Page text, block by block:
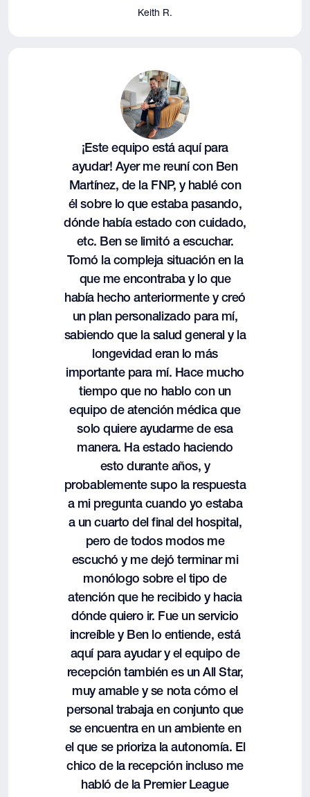
Keith R.
¡Este equipo está aquí para
ayudar! Ayer me reuní con Ben
Martínez, de la FNP, y hablé con
él sobre lo que estaba pasando,
dónde había estado con cuidado,
etc. Ben se limitó a escuchar.
Tomó la compleja situación en la
que me encontraba y lo que
había hecho anteriormente y creó
un plan personalizado para mí,
sabiendo que la salud general y la
longevidad eran lo más
importante para mí. Hace mucho
tiempo que no hablo con un
equipo de atención médica que
solo quiere ayudarme de esa
manera. Ha estado haciendo
esto durante años, y
probablemente supo la respuesta
a mi pregunta cuando yo estaba
a un cuarto del final del hospital,
pero de todos modos me
escuchó y me dejó terminar mi
monólogo sobre el tipo de
atención que he recibido y hacia
dónde quiero ir. Fue un servicio
increíble y Ben lo entiende, está
aquí para ayudar y el equipo de
recepción también es un All Star,
muy amable y se nota cómo el
personal trabaja en conjunto que
se encuentra en un ambiente en
el que se prioriza la autonomía. El
chico de la recepción incluso me
habló de la Premier League